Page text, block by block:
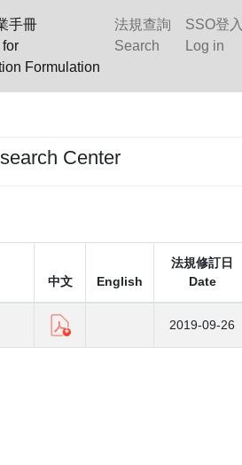
手冊
for
Formulation
法規查詢
Search
SSO登入
Log in
Center
中文 English
法規修訂日
Date
2019-09-26